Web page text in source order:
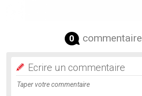
0 commentaire
Ecrire un commentaire